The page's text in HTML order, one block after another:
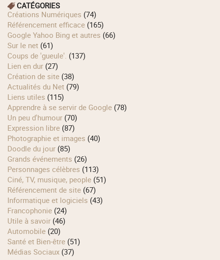
CATÉGORIES
Créations Numériques (74)
Référencement efficace (165)
Google Yahoo Bing et autres (66)
Sur le net (61)
Coups de 'gueule'. (137)
Lien en dur (27)
Création de site (38)
Actualités du Net (79)
Liens utiles (115)
Apprendre à se servir de Google (78)
Un peu d'humour (70)
Expression libre (87)
Photographie et images (40)
Doodle du jour (85)
Grands événements (26)
Personnages célèbres (113)
Ciné, TV, musique, people (51)
Référencement de site (67)
Informatique et logiciels (43)
Francophonie (24)
Utile à savoir (46)
Automobile (20)
Santé et Bien-être (51)
Médias Sociaux (37)